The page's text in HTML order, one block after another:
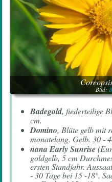
Bild:
Badegold, fiederteilige
cm.
Domino, Blüte gelb mit
monatelang. Gelb. 30 -
nana Early Sunrise
goldgelb, 5 cm
ersten Standjahr.
- 30 Tage bei 15 -18°.